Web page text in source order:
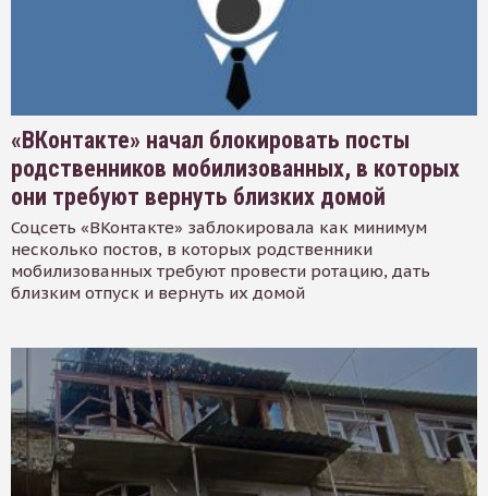
«ВКонтакте» начал блокировать посты
родственников мобилизованных, в которых
они требуют вернуть близких домой
Соцсеть «ВКонтакте» заблокировала как минимум
несколько постов, в которых родственники
мобилизованных требуют провести ротацию, дать
близким отпуск и вернуть их домой